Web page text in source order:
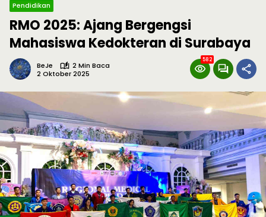
Pendidikan
RMO 2025: Ajang Bergengsi
Mahasiswa Kedokteran di Surabaya
BeJe
2 Min Baca
2 Oktober 2025
582